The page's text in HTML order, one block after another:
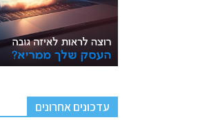
עדכונים אחרונים